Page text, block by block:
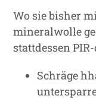
Wo sie bisher
mineralwolle
stattdessen
Schräge